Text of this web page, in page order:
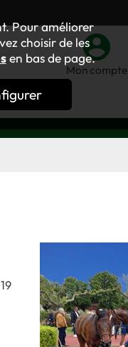
Pour améliorer
choisir de les
en bas de page.
Mon compte